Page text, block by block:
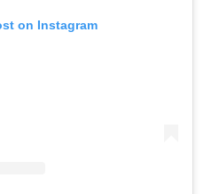
on Instagram